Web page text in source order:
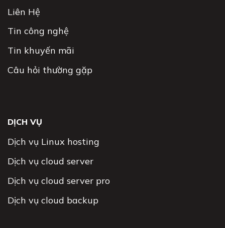
Liên Hệ
Tin công nghệ
Tin khuyến mãi
Câu hỏi thường gặp
DỊCH VỤ
Dịch vụ Linux hosting
Dịch vụ cloud server
Dịch vụ cloud server pro
Dịch vụ cloud backup